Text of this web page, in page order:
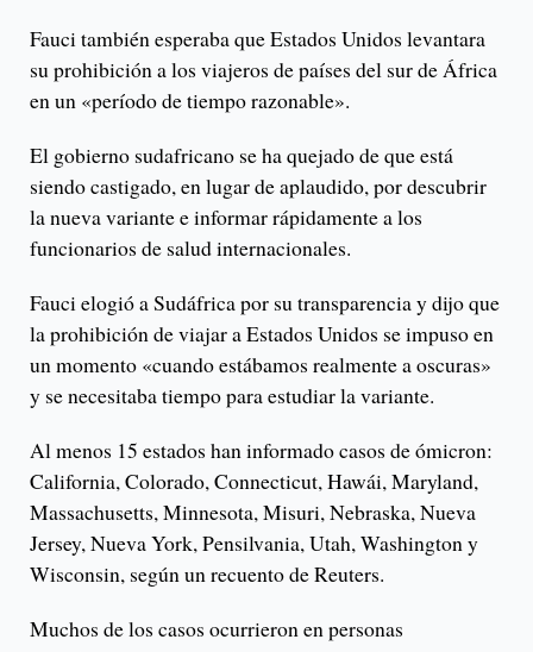
Fauci también esperaba que Estados Unidos levantara
su prohibición a los viajeros de países del sur de África
en un «período de tiempo razonable».
El gobierno sudafricano se ha quejado de que está
siendo castigado, en lugar de aplaudido, por descubrir
la nueva variante e informar rápidamente a los
funcionarios de salud internacionales.
Fauci elogió a Sudáfrica por su transparencia y dijo que
la prohibición de viajar a Estados Unidos se impuso en
un momento «cuando estábamos realmente a oscuras»
y se necesitaba tiempo para estudiar la variante.
Al menos 15 estados han informado casos de ómicron:
California, Colorado, Connecticut, Hawái, Maryland,
Massachusetts, Minnesota, Misuri, Nebraska, Nueva
Jersey, Nueva York, Pensilvania, Utah, Washington y
Wisconsin, según un recuento de Reuters.
Muchos de los casos ocurrieron en personas